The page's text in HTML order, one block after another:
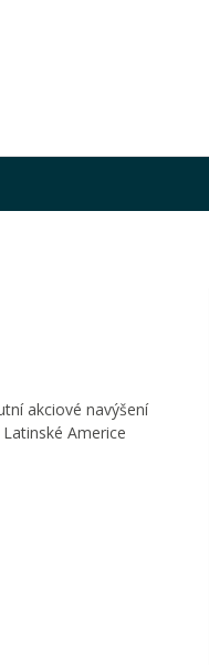
akciové navýšení
Americe